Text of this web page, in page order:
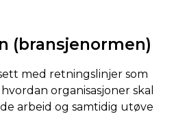
(bransjenormen)
med retningslinjer som
organisasjoner skal
arbeid og samtidig utøve